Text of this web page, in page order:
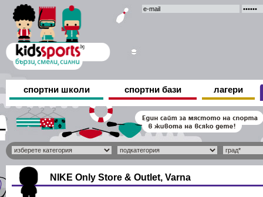
спортни школи спортни бази лагери
NIKE Only Store & Outlet, Varna